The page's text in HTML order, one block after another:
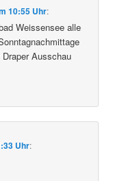
10:55 Uhr:
Weissensee alle
Ausschau
Uhr: